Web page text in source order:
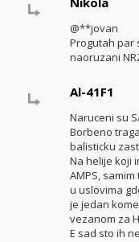
@**jovan
Progutah par
naoruzani
Al-41F1
Naruceni su
Borbeno
balisticku
Na helije koji
AMPS,
u uslovima
je jedan
vezanom za
E sad sto ih